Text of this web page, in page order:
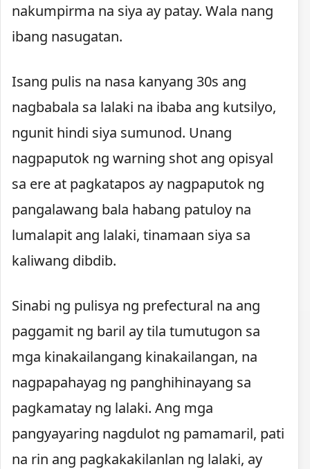
nakumpirma na siya ay patay. Wala nang
ibang nasugatan.
Isang pulis na nasa kanyang 30s ang
nagbabala sa lalaki na ibaba ang kutsilyo,
ngunit hindi siya sumunod. Unang
nagpaputok ng warning shot ang opisyal
sa ere at pagkatapos ay nagpaputok ng
pangalawang bala habang patuloy na
lumalapit ang lalaki, tinamaan siya sa
kaliwang dibdib.
Sinabi ng pulisya ng prefectural na ang
paggamit ng baril ay tila tumutugon sa
mga kinakailangang kinakailangan, na
nagpapahayag ng panghihinayang sa
pagkamatay ng lalaki. Ang mga
pangyayaring nagdulot ng pamamaril, pati
na rin ang pagkakakilanlan ng lalaki, ay